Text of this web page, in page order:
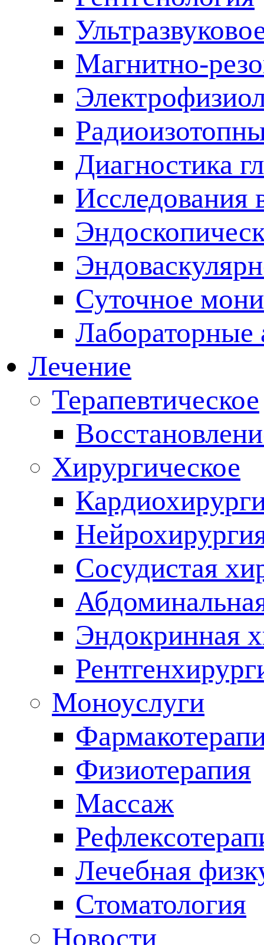
Магнитно-
Диагностика
Исследования
Суточное
Лабораторные
Лечение
Терапевтическое
Хирургическое
Сосудистая
Эндокринная
Моноуслуги
Физиотерапия
Массаж
Лечебная
Стоматология
Новости